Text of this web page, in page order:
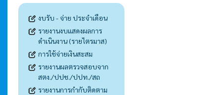
งบรับ - จ่าย ประจำเดือน
รายงานงบแสดงผลการ
ดำเนินงาน (รายไตรมาส)
การใช้จ่ายเงินสะสม
รายงานผลตรวจสอบจาก
สตง./ปปช./ปปท./สถ
รายงานการกำกับติดตาม